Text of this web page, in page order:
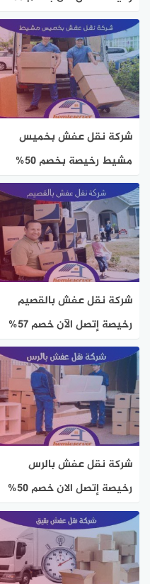
هوم سيرفر
شركة نقل عفش بخميس
مشيط رخيصة بخصم 50%
هوم سيرفر
شركة نقل عفش بالقصيم
رخيصة إتصل الآن خصم 57%
هوم سيرفر
شركة نقل عفش بالرس
رخيصة إتصل الان خصم 50%
هوم سيرفر